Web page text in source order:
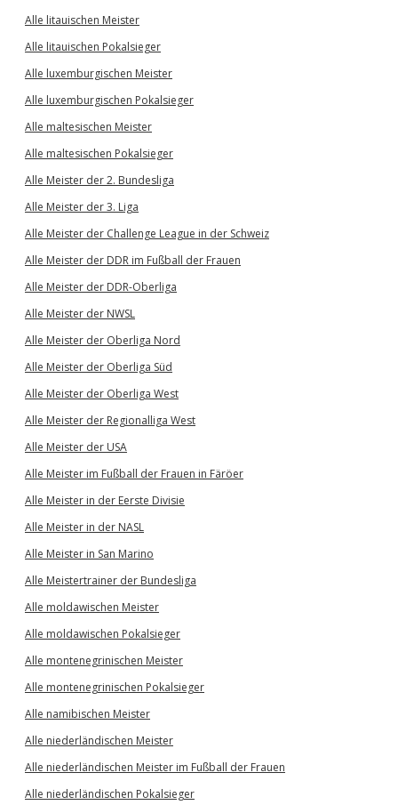
Alle litauischen Meister
Alle litauischen Pokalsieger
Alle luxemburgischen Meister
Alle luxemburgischen Pokalsieger
Alle maltesischen Meister
Alle maltesischen Pokalsieger
Alle Meister der 2. Bundesliga
Alle Meister der 3. Liga
Alle Meister der Challenge League in der Schweiz
Alle Meister der DDR im Fußball der Frauen
Alle Meister der DDR-Oberliga
Alle Meister der NWSL
Alle Meister der Oberliga Nord
Alle Meister der Oberliga Süd
Alle Meister der Oberliga West
Alle Meister der Regionalliga West
Alle Meister der USA
Alle Meister im Fußball der Frauen in Färöer
Alle Meister in der Eerste Divisie
Alle Meister in der NASL
Alle Meister in San Marino
Alle Meistertrainer der Bundesliga
Alle moldawischen Meister
Alle moldawischen Pokalsieger
Alle montenegrinischen Meister
Alle montenegrinischen Pokalsieger
Alle namibischen Meister
Alle niederländischen Meister
Alle niederländischen Meister im Fußball der Frauen
Alle niederländischen Pokalsieger